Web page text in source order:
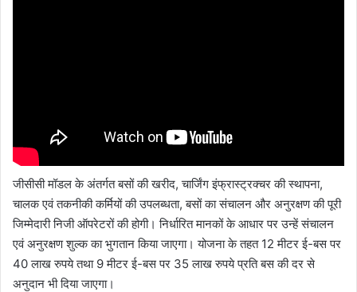
जीसीसी मॉडल के अंतर्गत बसों की खरीद, चार्जिंग इंफ्रास्ट्रक्चर की स्थापना,
चालक एवं तकनीकी कर्मियों की उपलब्धता, बसों का संचालन और अनुरक्षण की पूरी
जिम्मेदारी निजी ऑपरेटरों की होगी। निर्धारित मानकों के आधार पर उन्हें संचालन
एवं अनुरक्षण शुल्क का भुगतान किया जाएगा। योजना के तहत 12 मीटर ई-बस पर
40 लाख रुपये तथा 9 मीटर ई-बस पर 35 लाख रुपये प्रति बस की दर से
अनुदान भी दिया जाएगा।